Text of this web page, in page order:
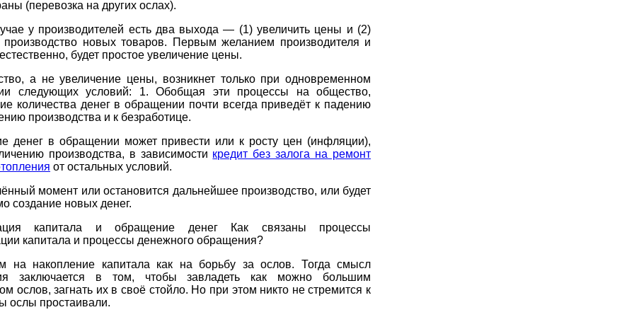
(перевозка на других ослах).
у производителей есть два выхода — (1) увеличить цены и (2)
производство новых товаров. Первым желанием производителя и
будет простое увеличение цены.
а не увеличение цены, возникнет только при одновременном
следующих условий: 1. Обобщая эти процессы на общество,
количества денег в обращении почти всегда приведёт к падению
производства и к безработице.
денег в обращении может привести или к росту цен (инфляции),
производства, в зависимости кредит без залога на ремонт
от остальных условий.
момент или остановится дальнейшее производство, или будет
создание новых денег.
капитала и обращение денег Как связаны процессы
капитала и процессы денежного обращения?
на накопление капитала как на борьбу за ослов. Тогда смысл
заключается в том, чтобы завладеть как можно большим
ослов, загнать их в своё стойло. Но при этом никто не стремится к
ослы простаивали.